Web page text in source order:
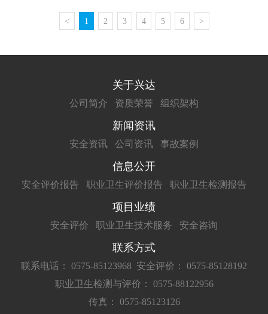
< 1 2 3 4 5 6 >
关于兴达
公司简介 资质荣誉 组织架构
新闻资讯
安全资讯 公司资讯 事故案例
信息公开
安全评价报告 职业卫生评价报告 职业卫生检测报告
项目业绩
安全评价 职业卫生技术服务 安全咨询
联系方式
联系电话： 0575-85123968 安全评价： 0575-85128192
职业卫生检测与评价： 0575-88122956
传真： 0575-85123126